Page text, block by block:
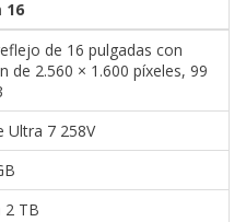
16
de 16 pulgadas con
de 2.560 × 1.600 píxeles, 99
Ultra 7 258V
2 TB